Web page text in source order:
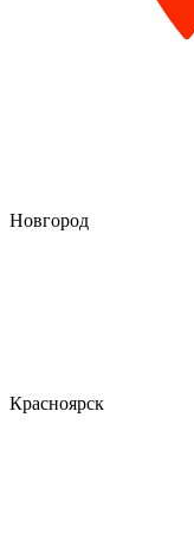
Новгород
Красноярск